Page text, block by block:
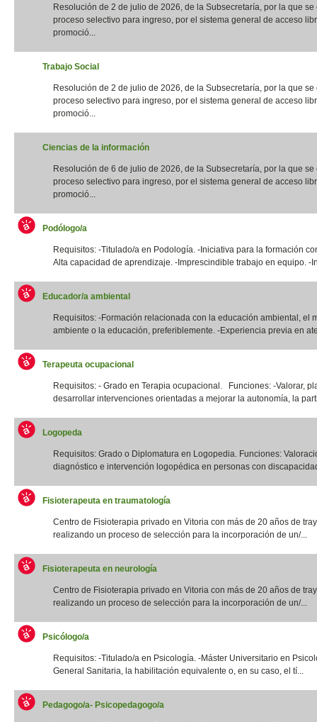
Resolución de 2 de julio de 2026, de la Subsecretaría, por la que se
proceso selectivo para ingreso, por el sistema general de acceso
promoció...
Trabajo Social
Resolución de 2 de julio de 2026, de la Subsecretaría, por la que se
proceso selectivo para ingreso, por el sistema general de acceso
promoció...
Ciencias de la información
Resolución de 6 de julio de 2026, de la Subsecretaría, por la que se
proceso selectivo para ingreso, por el sistema general de acceso
promoció...
Podólogo/a
Requisitos: -Titulado/a en Podología. -Iniciativa para la formación
Alta capacidad de aprendizaje. -Imprescindible trabajo en equipo. -
Educador/a ambiental
Requisitos: -Formación relacionada con la educación ambiental, el
ambiente o la educación, preferiblemente. -Experiencia previa en
Terapeuta ocupacional
Requisitos: - Grado en Terapia ocupacional. Funciones: -Valorar,
desarrollar intervenciones orientadas a mejorar la autonomía, la
Logopeda
Requisitos: Grado o Diplomatura en Logopedia. Funciones:
diagnóstico e intervención logopédica en personas con
Fisioterapeuta en traumatología
Centro de Fisioterapia privado en Vitoria con más de 20 años de
realizando un proceso de selección para la incorporación de un/...
Fisioterapeuta en neurología
Centro de Fisioterapia privado en Vitoria con más de 20 años de
realizando un proceso de selección para la incorporación de un/...
Psicólogo/a
Requisitos: -Titulado/a en Psicología. -Máster Universitario en
General Sanitaria, la habilitación equivalente o, en su caso, el tí...
Pedagogo/a- Psicopedagogo/a